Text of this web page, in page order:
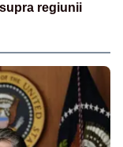
regiunii